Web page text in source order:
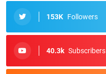
153K Followers
40.3k Subscribers